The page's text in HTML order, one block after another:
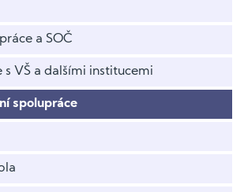
a SOČ
s VŠ a dalšími institucemi
spolupráce